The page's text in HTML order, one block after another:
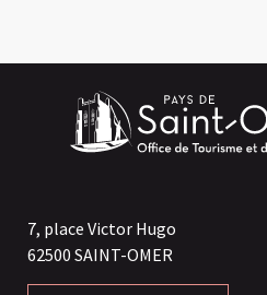
7, place Victor Hugo
62500 SAINT-OMER